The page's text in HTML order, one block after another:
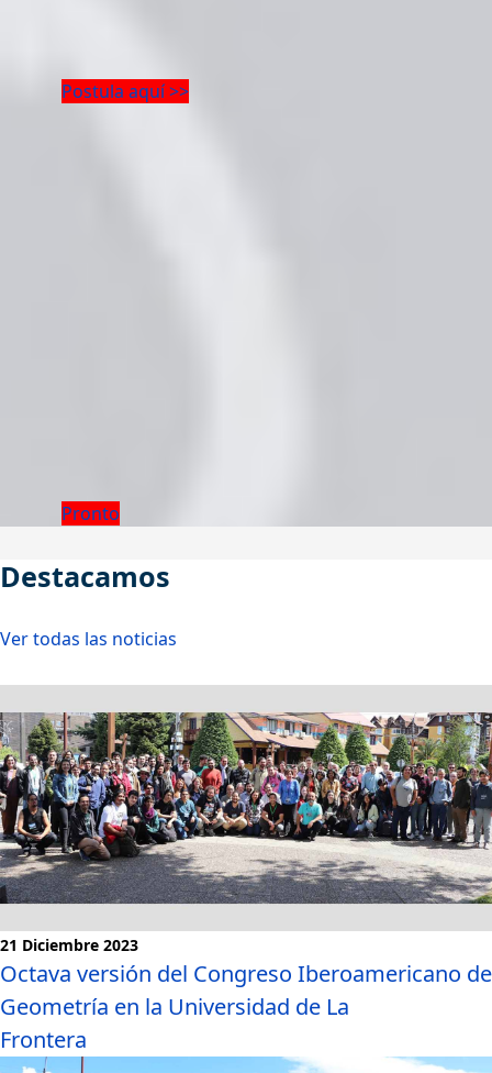
Postula aquí >>
Pronto
Destacamos
Ver todas las noticias
21 Diciembre 2023
Octava versión del Congreso Iberoamericano de
Geometría en la Universidad de La
Frontera